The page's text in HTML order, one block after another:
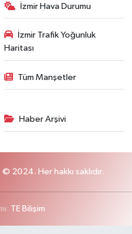
İzmir Hava Durumu
İzmir Trafik Yoğunluk
Haritası
Tüm Manşetler
Haber Arşivi
2024. Her hakkı saklıdır.
TE Bilişim